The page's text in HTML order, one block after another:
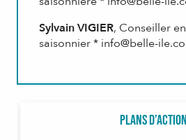
Sylvain VIGIER, Conseiller
saisonnier * info@belle-
Plans